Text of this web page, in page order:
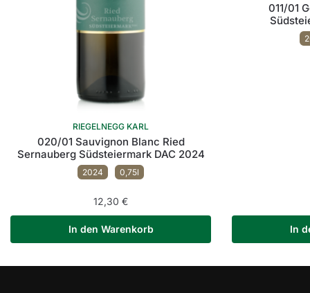
RIEGELNEGG KARL
020/01 Sauvignon Blanc Ried
Sernauberg Südsteiermark DAC 2024
2024 0,75l
12,30 €
In den Warenkorb
011/01
In